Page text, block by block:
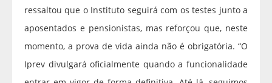
ressaltou que o Instituto seguirá com os testes junto a
aposentados e pensionistas, mas reforçou que, neste
momento, a prova de vida ainda não é obrigatória. “O
Iprev divulgará oficialmente quando a funcionalidade